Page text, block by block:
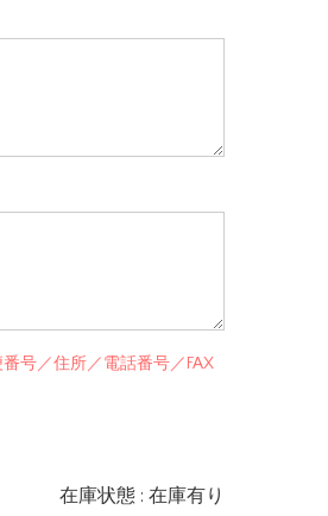
号／住所／電話番号／FAX
在庫状態 : 在庫有り